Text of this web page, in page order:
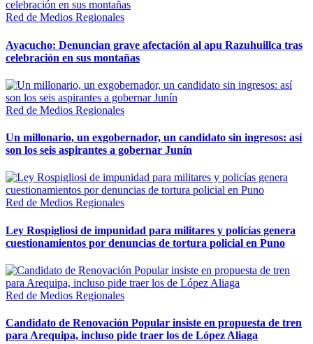
Red de Medios Regionales
Ayacucho: Denuncian grave afectación al apu Razuhuillca tras
celebración en sus montañas
Red de Medios Regionales
Un millonario, un exgobernador, un candidato sin ingresos: así
son los seis aspirantes a gobernar Junín
Red de Medios Regionales
Ley Rospigliosi de impunidad para militares y policías genera
cuestionamientos por denuncias de tortura policial en Puno
Red de Medios Regionales
Candidato de Renovación Popular insiste en propuesta de tren
para Arequipa, incluso pide traer los de López Aliaga